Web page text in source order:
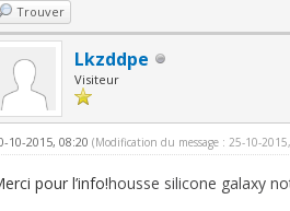
Trouver
Lkzddpe
Visiteur
10-2015, 08:20 (Modification du message : 25-10-
pour l’info!housse silicone galaxy